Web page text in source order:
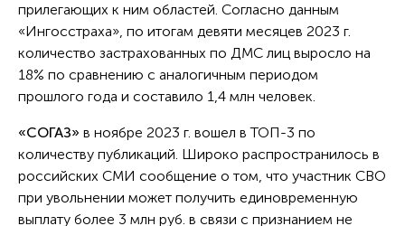
прилегающих к ним областей. Согласно данным
«Ингосстраха», по итогам девяти месяцев 2023 г.
количество застрахованных по ДМС лиц выросло на
18% по сравнению с аналогичным периодом
прошлого года и составило 1,4 млн человек.
«СОГАЗ» в ноябре 2023 г. вошел в ТОП-3 по
количеству публикаций. Широко распространилось в
российских СМИ сообщение о том, что участник СВО
при увольнении может получить единовременную
выплату более 3 млн руб. в связи с признанием не